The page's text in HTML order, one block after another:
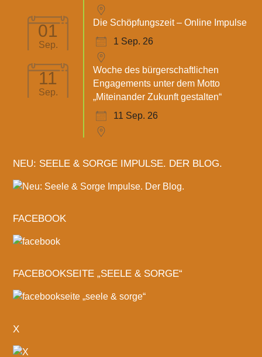
01
Sep.
Die Schöpfungszeit – Online Impulse
1 Sep. 26
11
Sep.
Woche des bürgerschaftlichen
Engagements unter dem Motto
„Miteinander Zukunft gestalten“
11 Sep. 26
NEU: SEELE & SORGE IMPULSE. DER BLOG.
FACEBOOK
FACEBOOKSEITE „SEELE & SORGE“
X